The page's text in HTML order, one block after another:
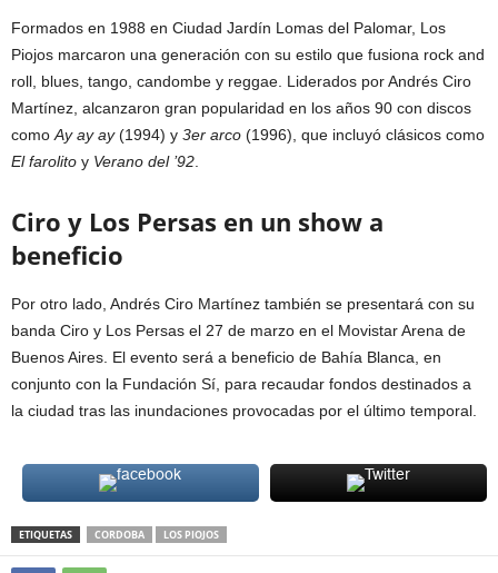
Formados en 1988 en Ciudad Jardín Lomas del Palomar, Los
Piojos marcaron una generación con su estilo que fusiona rock and
roll, blues, tango, candombe y reggae. Liderados por Andrés Ciro
Martínez, alcanzaron gran popularidad en los años 90 con discos
como Ay ay ay(1994) y 3er arco (1996), que incluyó clásicos como
El farolito y Verano del ’92
Ciro y Los Persas en un show a
beneficio
Por otro lado, Andrés Ciro Martínez también se presentará con su
banda Ciro y Los Persas el 27 de marzo en el Movistar Arena de
Buenos Aires. El evento será a beneficio de Bahía Blanca, en
conjunto con la Fundación Sí, para recaudar fondos destinados a
la ciudad tras las inundaciones provocadas por el último temporal.
ETIQUETAS CORDOBA LOS PIOJOS